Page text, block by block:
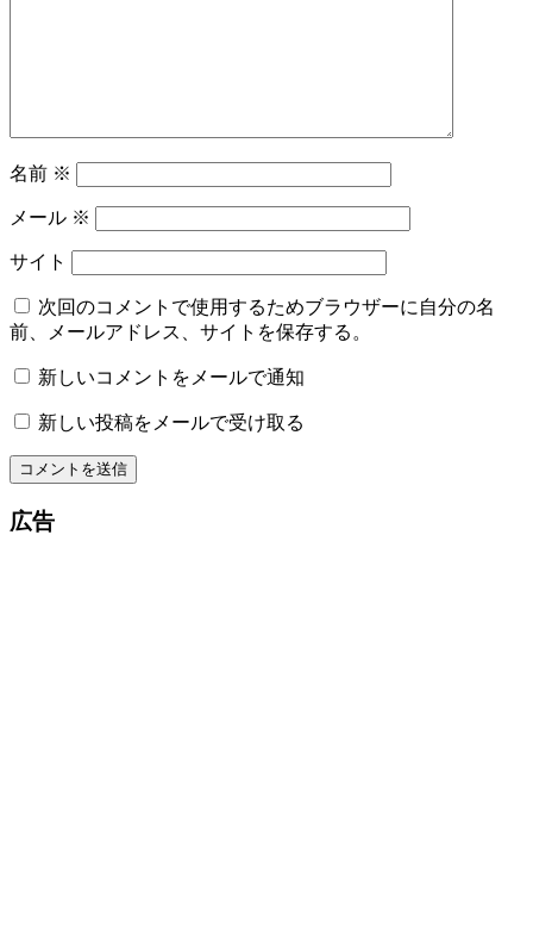
名前 ※
メール ※
サイト
次回のコメントで使用するためブラウザーに自分の名
前、メールアドレス、サイトを保存する。
新しいコメントをメールで通知
新しい投稿をメールで受け取る
広告